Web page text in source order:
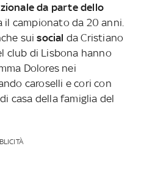
da parte dello
il campionato da 20 anni.
suisocial da Cristiano
club di Lisbona hanno
Dolores nei
caroselli e cori con
casa della famiglia del